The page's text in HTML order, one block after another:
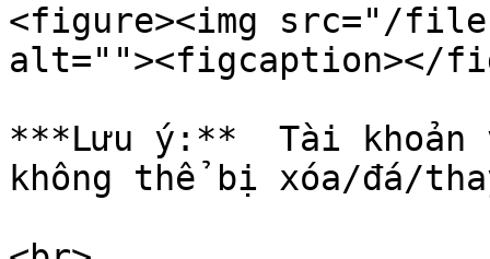
<figure><img src="/files/
alt=""><figcaption></
***Lưu ý:**  Tài khoản
không thể bị xóa/đá/